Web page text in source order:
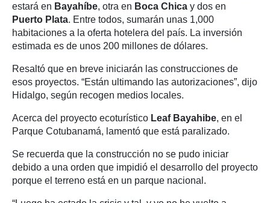
estará en Bayahíbe, otra en Boca Chica y dos en
Puerto Plata. Entre todos, sumarán unas 1,000
habitaciones a la oferta hotelera del país. La inversión
estimada es de unos 200 millones de dólares.
Resaltó que en breve iniciarán las construcciones de
esos proyectos. “Están ultimando las autorizaciones”, dijo
Hidalgo, según recogen medios locales.
Acerca del proyecto ecoturístico Leaf Bayahibe, en el
Parque Cotubanamá, lamentó que está paralizado.
Se recuerda que la construcción no se pudo iniciar
debido a una orden que impidió el desarrollo del proyecto
porque el terreno está en un parque nacional.